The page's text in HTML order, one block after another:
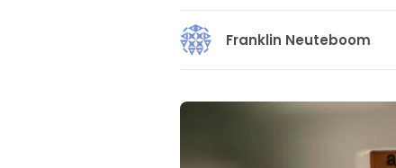
Franklin Neuteboom